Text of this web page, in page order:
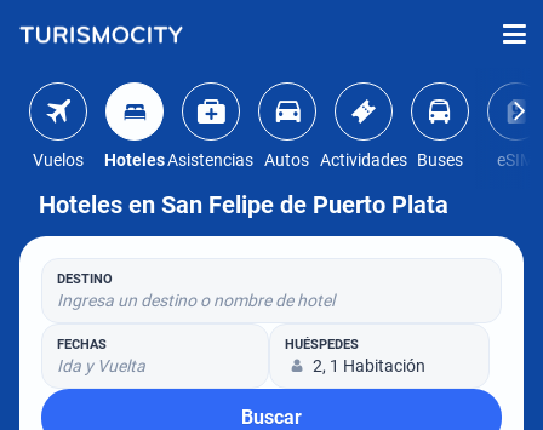
Vuelos HotelesAsistencias Autos Actividades Buses eSIM
Hoteles en San Felipe de Puerto Plata
DESTINO
Ingresa un destino o nombre de hotel
FECHAS
Ida y Vuelta
HUÉSPEDES
2, 1 Habitación
Buscar